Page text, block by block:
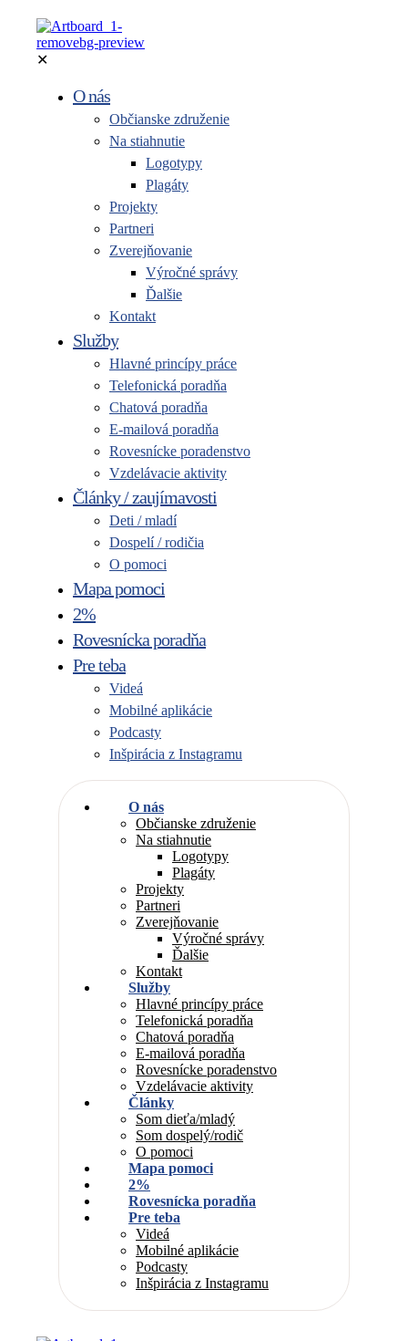
✕
O nás
Občianske združenie
Na stiahnutie
Logotypy
Plagáty
Projekty
Partneri
Zverejňovanie
Výročné správy
Ďalšie
Kontakt
Služby
Hlavné princípy práce
Telefonická poradňa
Chatová poradňa
E-mailová poradňa
Rovesnícke poradenstvo
Vzdelávacie aktivity
Články / zaujímavosti
Deti / mladí
Dospelí / rodičia
O pomoci
Mapa pomoci
2%
Rovesnícka poradňa
Pre teba
Videá
Mobilné aplikácie
Podcasty
Inšpirácia z Instagramu
O nás
Občianske združenie
Na stiahnutie
Logotypy
Plagáty
Projekty
Partneri
Zverejňovanie
Výročné správy
Ďalšie
Kontakt
Služby
Hlavné princípy práce
Telefonická poradňa
Chatová poradňa
E-mailová poradňa
Rovesnícke poradenstvo
Vzdelávacie aktivity
Články
Som dieťa/mladý
Som dospelý/rodič
O pomoci
Mapa pomoci
2%
Rovesnícka poradňa
Pre teba
Videá
Mobilné aplikácie
Podcasty
Inšpirácia z Instagramu